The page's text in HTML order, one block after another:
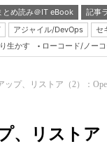
とめ読み＠IT eBook 記事
アジャイル/DevOps セ
生かす ローコード/ノー
ップ、リストア（2）：
、リストア